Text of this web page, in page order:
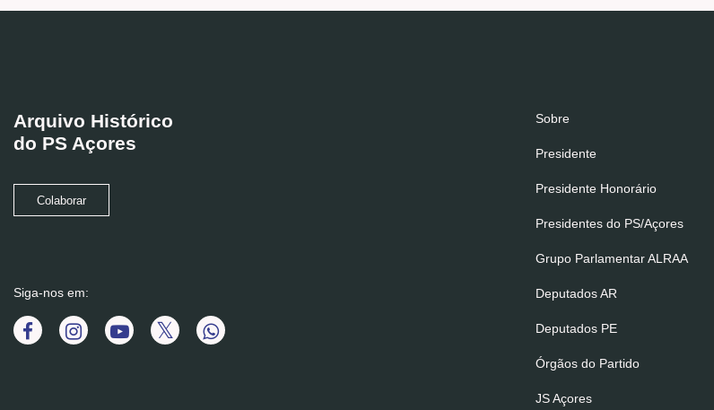
Arquivo Histórico
do PS Açores
Colaborar
Siga-nos em:
Sobre
Presidente
Presidente Honorário
Presidentes do PS/Açores
Grupo Parlamentar ALRAA
Deputados AR
Deputados PE
Órgãos do Partido
JS Açores